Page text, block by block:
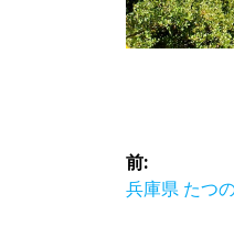
投
稿
前:
前
兵庫県 たつ